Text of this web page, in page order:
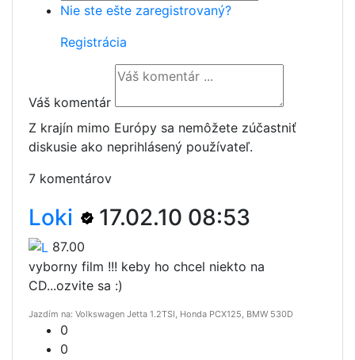
Nie ste ešte zaregistrovaný?
Registrácia
Váš komentár
Z krajín mimo Európy sa nemôžete zúčastniť
diskusie ako neprihlásený používateľ.
7 komentárov
Loki 17.02.10 08:53
87.00
vyborny film !!! keby ho chcel niekto na
CD...ozvite sa :)
Jazdím na: Volkswagen Jetta 1.2TSI, Honda PCX125, BMW 530D
0
0